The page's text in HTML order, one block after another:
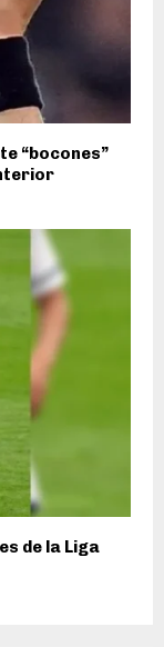
“bocones”
de la Liga